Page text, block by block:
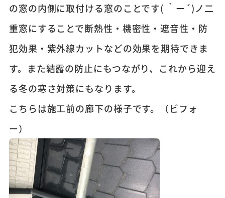
の窓の内側に取付ける窓のことです( ｀ー´)ノ二
重窓にすることで断熱性・機密性・遮音性・防
犯効果・紫外線カットなどの効果を期待できま
す。また結露の防止にもつながり、これから迎え
る冬の寒さ対策にもなります。
こちらは施工前の廊下の様子です。（ビフォ
ー）